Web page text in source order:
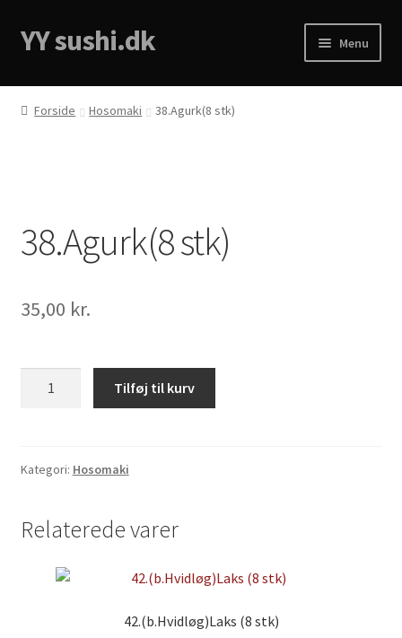
Spring
til
Spring
til
YY sushi.dk Menu
Forside
Menukort
Privacy Policy
Forside Hosomaki 38.Agurk(8 stk)
38.Agurk(8 stk)
35,00 kr.
Tilføj til kurv
Kategori: Hosomaki
Relaterede varer
42.(b.Hvidløg)Laks (8 stk)